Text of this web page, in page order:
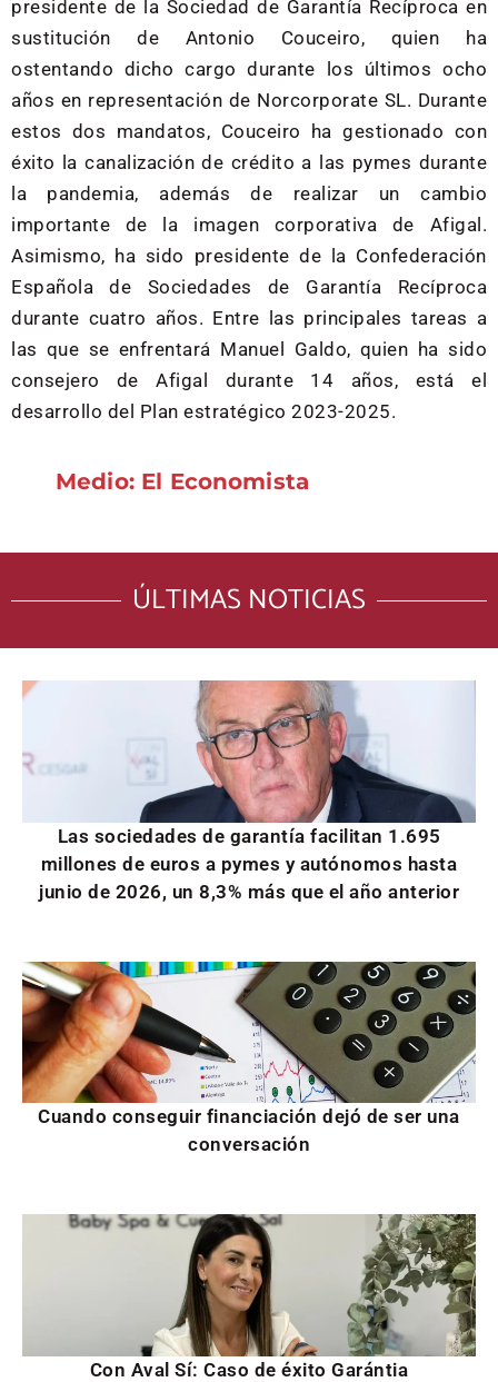
presidente de la Sociedad de Garantía Recíproca en
sustitución de Antonio Couceiro, quien ha
ostentando dicho cargo durante los últimos ocho
años en representación de Norcorporate SL. Durante
estos dos mandatos, Couceiro ha gestionado con
éxito la canalización de crédito a las pymes durante
la pandemia, además de realizar un cambio
importante de la imagen corporativa de Afigal.
Asimismo, ha sido presidente de la Confederación
Española de Sociedades de Garantía Recíproca
durante cuatro años. Entre las principales tareas a
las que se enfrentará Manuel Galdo, quien ha sido
consejero de Afigal durante 14 años, está el
desarrollo del Plan estratégico 2023-2025.
Medio: El Economista
ÚLTIMAS NOTICIAS
Las sociedades de garantía facilitan 1.695
millones de euros a pymes y autónomos hasta
junio de 2026, un 8,3% más que el año anterior
Cuando conseguir financiación dejó de ser una
conversación
Con Aval Sí: Caso de éxito Garántia